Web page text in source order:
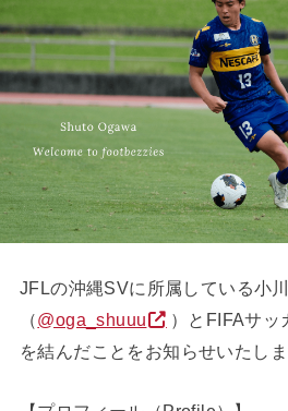
JFLの沖縄SVに所属している小
（@oga_shuuu
）とFIFAサッ
を結んだことをお知らせいたしま